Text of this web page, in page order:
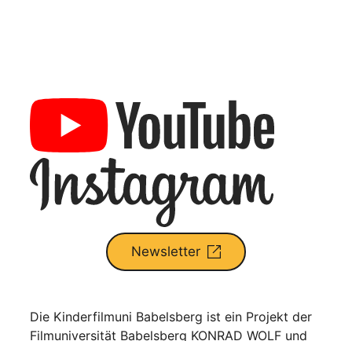
Newsletter
Die Kinderfilmuni Babelsberg ist ein Projekt der
Filmuniversität Babelsberg KONRAD WOLF und